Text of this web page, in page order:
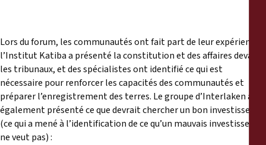
Lors du forum, les communautés ont fait part de leur expérience,
l’Institut Katiba a présenté la constitution et des affaires devant
les tribunaux, et des spécialistes ont identifié ce qui est
nécessaire pour renforcer les capacités des communautés et
préparer l’enregistrement des terres. Le groupe d’Interlaken a
également présenté ce que devrait chercher un bon investisseur
(ce qui a mené à l’identification de ce qu’un mauvais investisseur
ne veut pas) :